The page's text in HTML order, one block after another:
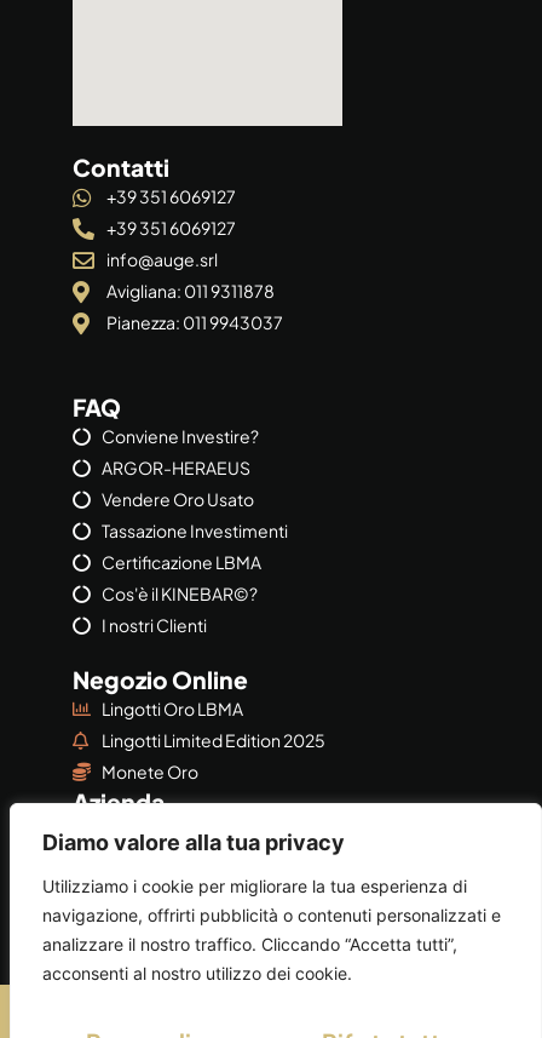
Diamo valore alla tua privacy
Utilizziamo i cookie per migliorare la tua esperienza di
navigazione, offrirti pubblicità o contenuti personalizzati e
analizzare il nostro traffico. Cliccando “Accetta tutti”,
acconsenti al nostro utilizzo dei cookie.
Contatti
+39 351 6069127
+39 351 6069127
info@auge.srl
Avigliana: 011 9311878
Pianezza: 011 9943037
FAQ
Conviene Investire?
ARGOR-HERAEUS
Vendere Oro Usato
Tassazione Investimenti
Certificazione LBMA
Cos'è il KINEBAR©?
I nostri Clienti
Negozio Online
Lingotti Oro LBMA
Lingotti Limited Edition 2025
Monete Oro
Azienda
Azienda